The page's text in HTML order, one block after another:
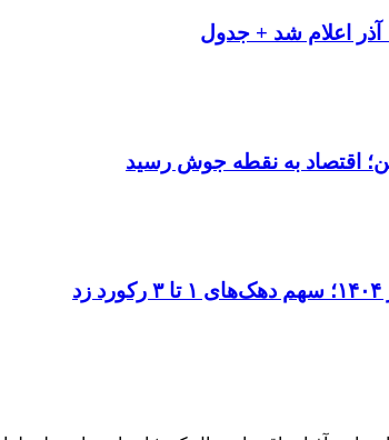
اقتصاد به نقطه جوش رسید